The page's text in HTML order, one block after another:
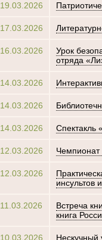
19.03.2026
17.03.2026
16.03.2026
Урок
отряда
14.03.2026
14.03.2026
14.03.2026 Спектакль
12.03.2026 Чемпионат
12.03.2026
инсультов
11.03.2026
Встреча
книга
10.03.2026 Нескучный